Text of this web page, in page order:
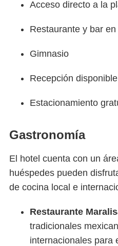
Acceso directo a la
Restaurante y bar
Gimnasio
Recepción
Estacionamiento
Gastronomía
El hotel cuenta con un
huéspedes pueden
de cocina local e
Restaurante
tradicionales
internacionales para